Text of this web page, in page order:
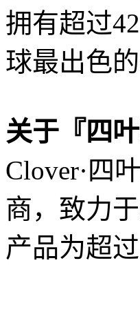
拥有超过
球最出色
关于『四
Clover·四
商，致力
产品为超